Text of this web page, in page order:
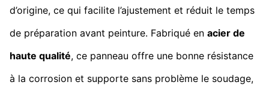
d’origine, ce qui facilite l’ajustement et réduit le temps
de préparation avant peinture. Fabriqué en acier de
haute qualité, ce panneau offre une bonne résistance
à la corrosion et supporte sans problème le soudage,